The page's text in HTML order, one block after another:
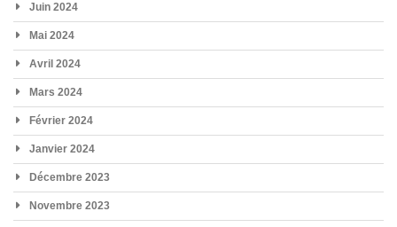
Juin 2024
Mai 2024
Avril 2024
Mars 2024
Février 2024
Janvier 2024
Décembre 2023
Novembre 2023